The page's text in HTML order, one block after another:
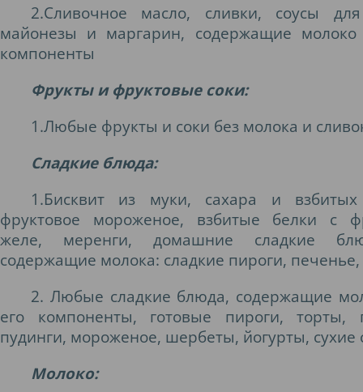
2.Сливочное масло, сливки, соусы
майонезы и маргарин, содержащие
компоненты
Фрукты и фруктовые соки:
1.Любые фрукты и соки без молока и
Сладкие блюда:
1.Бисквит из муки, сахара и взбитых
фруктовое мороженое, взбитые белки с
желе, меренги, домашние сладкие
содержащие молока: сладкие пироги,
2. Любые сладкие блюда, содержащие
его компоненты, готовые пироги, торты,
пудинги, мороженое, шербеты, йогурты, сухие
Молоко: